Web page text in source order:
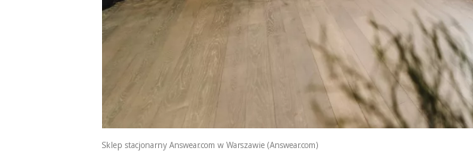
Sklep stacjonarny Answear.com w Warszawie (Answear.com)